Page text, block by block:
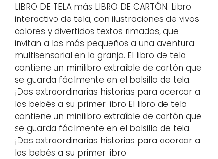
LIBRO DE TELA más LIBRO DE CARTÓN. Libro
interactivo de tela, con ilustraciones de vivos
colores y divertidos textos rimados, que
invitan a los más pequeños a una aventura
multisensorial en la granja. El libro de tela
contiene un minilibro extraíble de cartón que
se guarda fácilmente en el bolsillo de tela.
¡Dos extraordinarias historias para acercar a
los bebés a su primer libro!El libro de tela
contiene un minilibro extraíble de cartón que
se guarda fácilmente en el bolsillo de tela.
¡Dos extraordinarias historias para acercar a
los bebés a su primer libro!